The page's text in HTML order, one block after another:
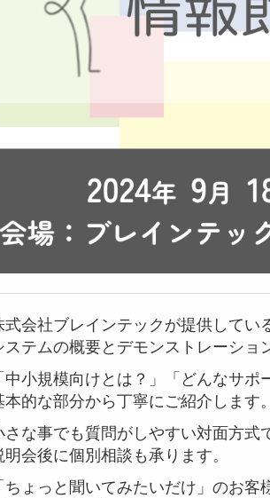
式会社ブレインテックが提供してい
ステムの概要とデモンストレーシ
中小規模向けとは？」「どんなサ
本的な部分から丁寧にご紹介します
さな事でも質問がしやすい対面方式
明会後に個別相談も承ります。
ちょっと聞いてみたいだけ」のお客